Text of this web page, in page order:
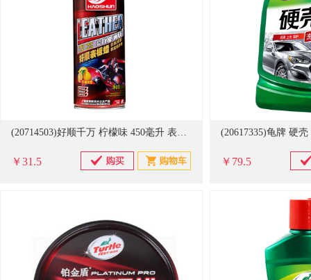
(20714503)好顺千万 柠檬味 450毫升 表板蜡(单位：瓶)
￥31.5 ￥79.5